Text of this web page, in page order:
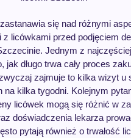
się nad różnymi
z licówkami przed podjęciem
Jednym z
jak długo trwa cały proces
zajmuje to kilka wizyt u
na kilka tygodni. Kolejnym
licówek mogą się różnić w
doświadczenia lekarza
pytają również o trwałość